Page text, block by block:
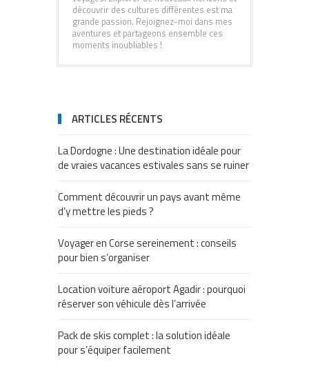
découvrir des cultures différentes est ma
grande passion. Rejoignez-moi dans mes
aventures et partageons ensemble ces
moments inoubliables !
ARTICLES RÉCENTS
La Dordogne : Une destination idéale pour
de vraies vacances estivales sans se ruiner
Comment découvrir un pays avant même
d’y mettre les pieds ?
Voyager en Corse sereinement : conseils
pour bien s’organiser
Location voiture aéroport Agadir : pourquoi
réserver son véhicule dès l’arrivée
Pack de skis complet : la solution idéale
pour s’équiper facilement